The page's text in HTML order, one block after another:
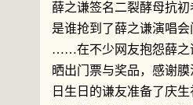
薛之谦签名二裂酵母抗
是谁抢到了薛之谦演唱
……在不少网友抱怨薛之
晒出门票与奖品，感谢
日生日的谦友准备了庆